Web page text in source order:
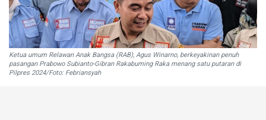
Ketua umum Relawan Anak Bangsa (RAB), Agus Winarno, berkeyakinan penuh
pasangan Prabowo Subianto-Gibran Rakabuming Raka menang satu putaran di
Pilpres 2024/Foto: Febriansyah